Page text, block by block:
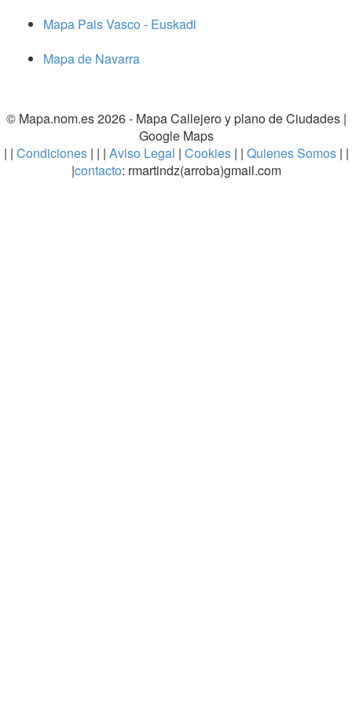
Mapa Pais Vasco - Euskadi
Mapa de Navarra
© Mapa.nom.es 2026 - Mapa Callejero y plano de Ciudades|
Google Maps
| | Condiciones| | | Aviso Legal | Cookies | | Quienes Somos | |
|contacto: rmartindz(arroba)gmail.com